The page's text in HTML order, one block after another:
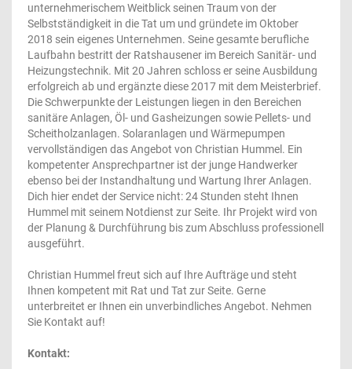
unternehmerischem Weitblick seinen Traum von der
Selbstständigkeit in die Tat um und gründete im Oktober
2018 sein eigenes Unternehmen. Seine gesamte berufliche
Laufbahn bestritt der Ratshausener im Bereich Sanitär- und
Heizungstechnik. Mit 20 Jahren schloss er seine Ausbildung
erfolgreich ab und ergänzte diese 2017 mit dem Meisterbrief.
Die Schwerpunkte der Leistungen liegen in den Bereichen
sanitäre Anlagen, Öl- und Gasheizungen sowie Pellets- und
Scheitholzanlagen. Solaranlagen und Wärmepumpen
vervollständigen das Angebot von Christian Hummel. Ein
kompetenter Ansprechpartner ist der junge Handwerker
ebenso bei der Instandhaltung und Wartung Ihrer Anlagen.
Dich hier endet der Service nicht: 24 Stunden steht Ihnen
Hummel mit seinem Notdienst zur Seite. Ihr Projekt wird von
der Planung & Durchführung bis zum Abschluss professionell
ausgeführt.
Christian Hummel freut sich auf Ihre Aufträge und steht
Ihnen kompetent mit Rat und Tat zur Seite. Gerne
unterbreitet er Ihnen ein unverbindliches Angebot. Nehmen
Sie Kontakt auf!
Kontakt: